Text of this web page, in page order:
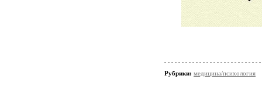
Рубрики: медицина/психология